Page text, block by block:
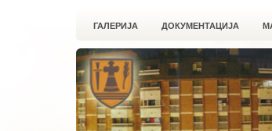
ГАЛЕРИЈА ДОКУМЕНТАЦИЈА